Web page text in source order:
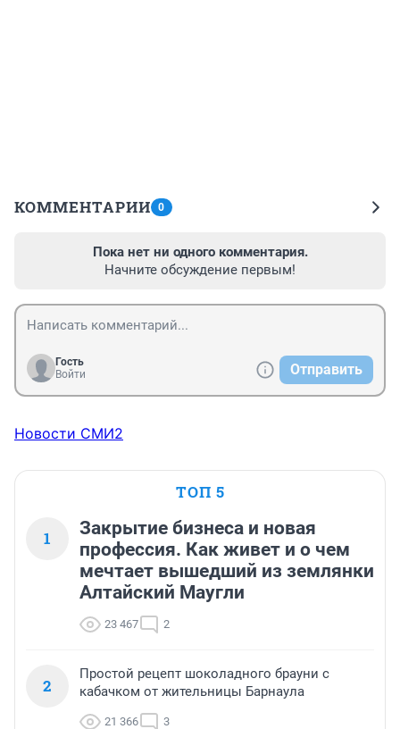
КОММЕНТАРИИ 0
Пока нет ни одного комментария.
Начните обсуждение первым!
Гость
Войти
Отправить
Новости СМИ2
ТОП 5
1
Закрытие бизнеса и новая
профессия. Как живет и о чем
мечтает вышедший из землянки
Алтайский Маугли
23 467 2
2
Простой рецепт шоколадного брауни с
кабачком от жительницы Барнаула
21 366 3